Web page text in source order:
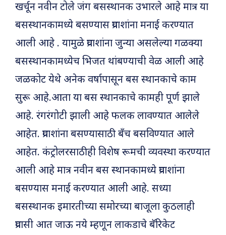
खर्चून नवीन टोले जंग बसस्थानक उभारले आहे मात्र या
बसस्थानकामध्ये बसण्यास प्रवाशांना मनाई करण्यात
आली आहे . यामुळे प्रवाशांना जुन्या असलेल्या गळक्या
बसस्थानकामध्येच भिजत थांबण्याची वेळ आली आहे
जळकोट येथे अनेक वर्षापासून बस स्थानकाचे काम
सुरू आहे.आता या बस स्थानकाचे कामही पूर्ण झाले
आहे. रंगरंगोटी झाली आहे फलक लावण्यात आलेले
आहेत. प्रवाशांना बसण्यासाठी बँच बसविण्यात आले
आहेत. कंट्रोलरसाठीही विशेष रूमची व्यवस्था करण्यात
आली आहे मात्र नवीन बस स्थानकामध्ये प्रवाशांना
बसण्यास मनाई करण्यात आली आहे. सध्या
बसस्थानक इमारतीच्या समोरच्या बाजूला कुठलाही
प्रवासी आत जाऊ नये म्हणून लाकडाचे बॅरिकेट